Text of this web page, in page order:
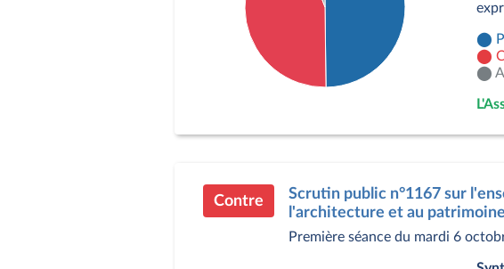
Contre : 247 députés
Contre
Scrutin public n°1167 sur
l'architecture et au
Première séance du mardi 6